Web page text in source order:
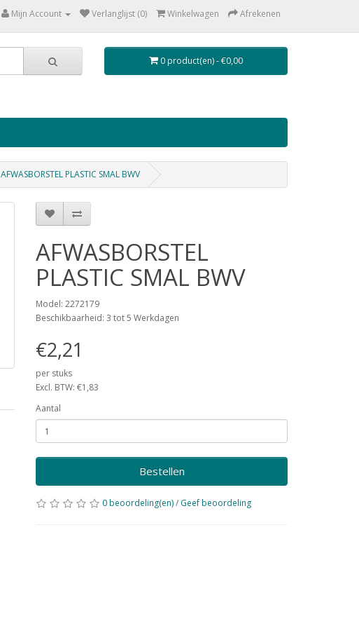
Mijn Account Verlanglijst (0) Winkelwagen Afrekenen
0 product(en) - €0,00
AFWASBORSTEL PLASTIC SMAL BWV
AFWASBORSTEL
PLASTIC SMAL BWV
Model: 2272179
Beschikbaarheid: 3 tot 5 Werkdagen
€2,21
per stuks
Excl. BTW: €1,83
Aantal
Bestellen
0 beoordeling(en)/ Geef beoordeling